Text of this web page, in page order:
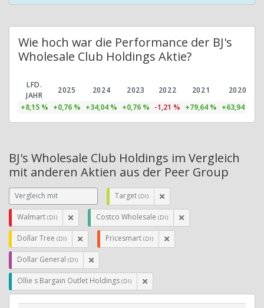
Wie hoch war die Performance der BJ's
Wholesale Club Holdings Aktie?
LFD.
JAHR
2025 2024 2023 2022 2021 2020
+8,15 % +0,76 % +34,04 % +0,76 % -1,21 % +79,64 % +63,94 %
BJ's Wholesale Club Holdings im Vergleich
mit anderen Aktien aus der Peer Group
Target (DI)
Walmart (DI) Costco Wholesale (DI)
Dollar Tree (DI) Pricesmart (DI)
Dollar General (DI)
Ollie s Bargain Outlet Holdings (DI)